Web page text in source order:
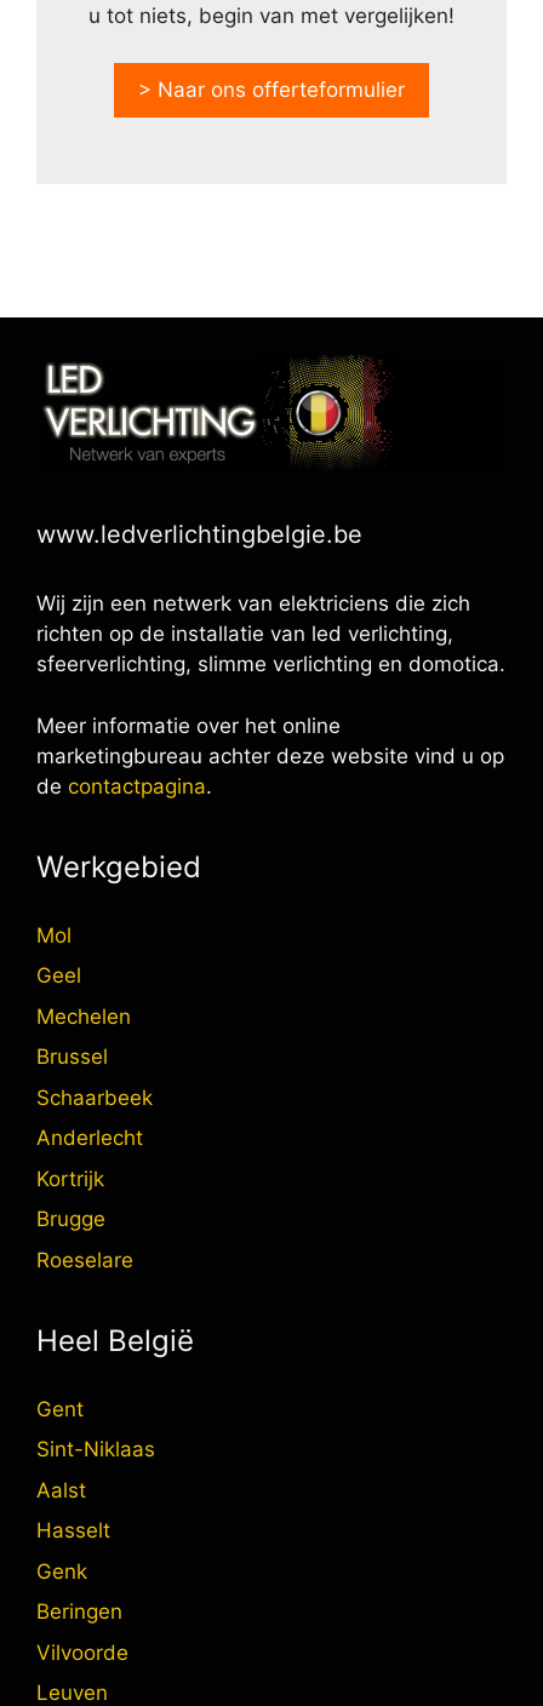
u tot niets, begin van met vergelijken!
> Naar ons offerteformulier
www.ledverlichtingbelgie.be
Wij zijn een netwerk van elektriciens die zich
richten op de installatie van led verlichting,
sfeerverlichting, slimme verlichting en domotica.
Meer informatie over het online
marketingbureau achter deze website vind u op
de contactpagina.
Werkgebied
Mol
Geel
Mechelen
Brussel
Schaarbeek
Anderlecht
Kortrijk
Brugge
Roeselare
Heel België
Gent
Sint-Niklaas
Aalst
Hasselt
Genk
Beringen
Vilvoorde
Leuven